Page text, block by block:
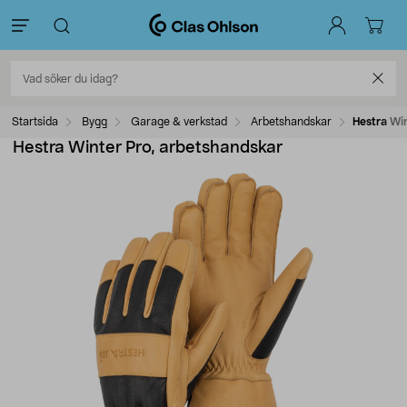
Startsida Bygg Garage & verkstad Arbetshandskar Hestra
Hestra Winter Pro, arbetshandskar